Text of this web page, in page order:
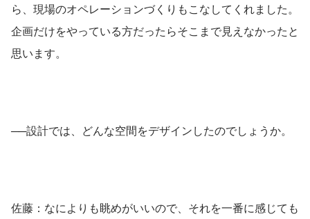
ら、現場のオペレーションづくりもこなしてくれました。
企画だけをやっている方だったらそこまで見えなかったと
思います。
──設計では、どんな空間をデザインしたのでしょうか。
佐藤：なによりも眺めがいいので、それを一番に感じても